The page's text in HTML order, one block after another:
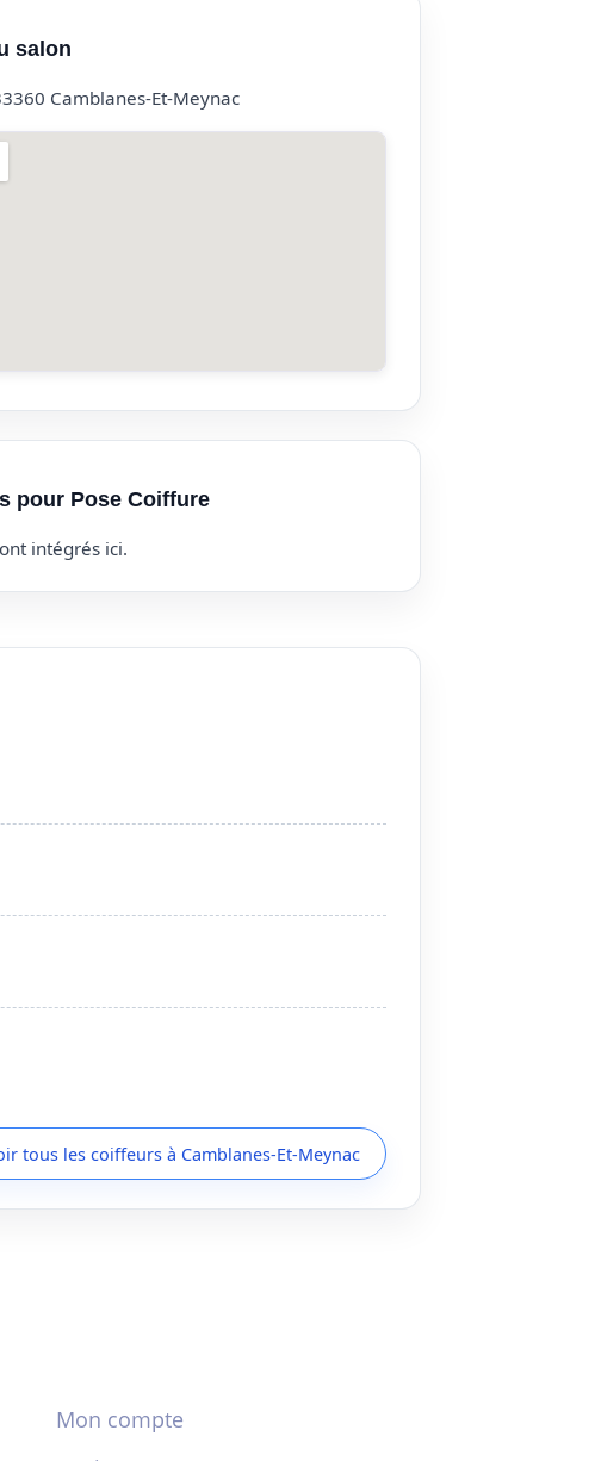
salon
Camblanes-Et-Meynac
pour Pose Coiffure
intégrés ici.
tous les coiffeurs à Camblanes-Et-Meynac
Mon compte